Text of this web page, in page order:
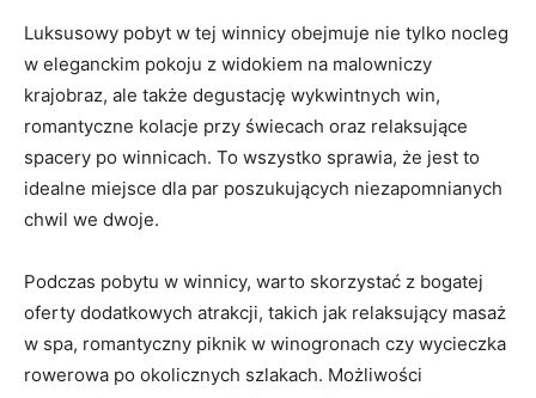
Luksusowy pobyt w tej winnicy obejmuje nie tylko nocleg
w eleganckim pokoju z widokiem na malowniczy
krajobraz, ale także degustację wykwintnych win,
romantyczne kolacje przy świecach oraz relaksujące
spacery po winnicach. To wszystko sprawia, że jest to
idealne miejsce dla par poszukujących niezapomnianych
chwil we dwoje.
Podczas pobytu w winnicy, warto skorzystać z bogatej
oferty dodatkowych atrakcji, takich jak relaksujący masaż
w spa, romantyczny piknik w winogronach czy wycieczka
rowerowa po okolicznych szlakach. Możliwości